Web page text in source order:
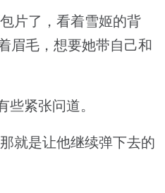
片了，看着雪姬的背
眉毛，想要她带自己和
紧张问道。
就是让他继续弹下去的